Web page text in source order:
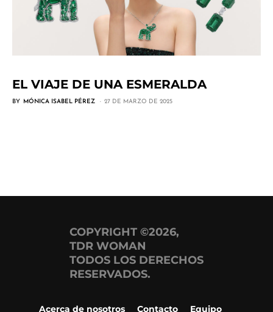
EL VIAJE DE UNA ESMERALDA
BY MÓNICA ISABEL PÉREZ 27 DE MARZO DE 2025
COPYRIGHT ©2026,
TDR WOMAN
TODOS LOS DERECHOS
RESERVADOS.
Acerca de nosotros Contacto Equipo